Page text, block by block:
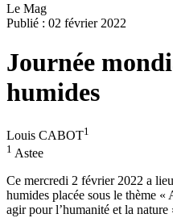
Le Mag
Publié : 02 février 2022
Journée
humides
Louis CABOT1
1 Astee
Ce mercredi 2 février 2022 a
humides placée sous le thème «
agir pour l’humanité et la nature